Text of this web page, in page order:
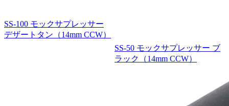
SS-100 モックサプレッサー
デザートタン（14mm CCW）
SS-50 モックサプレッサー ブ
ラック（14mm CCW）